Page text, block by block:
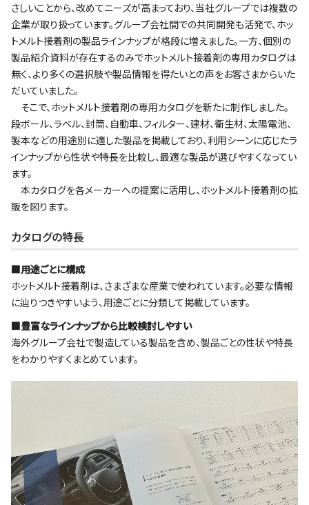
さしいことから、改めてニーズが高まっており、当社グループでは複数の
企業が取り扱っています。グループ会社間での共同開発も活発で、ホッ
トメルト接着剤の製品ラインナップが格段に増えました。一方、個別の
製品紹介資料が存在するのみでホットメルト接着剤の専用カタログは
無く、より多くの選択肢や製品情報を得たいとの声をお客さまからいた
だいていました。
そこで、ホットメルト接着剤の専用カタログを新たに制作しました。
段ボール、ラベル、封筒、自動車、フィルター、建材、衛生材、太陽電池、
製本などの用途別に適した製品を掲載しており、利用シーンに応じたラ
インナップから性状や特長を比較し、最適な製品が選びやすくなってい
ます。
本カタログを各メーカーへの提案に活用し、ホットメルト接着剤の拡
販を図ります。
カタログの特長
■用途ごとに構成
ホットメルト接着剤は、さまざまな産業で使われています。必要な情報
に辿りつきやすいよう、用途ごとに分類して掲載しています。
■豊富なラインナップから比較検討しやすい
海外グループ会社で製造している製品を含め、製品ごとの性状や特長
をわかりやすくまとめています。